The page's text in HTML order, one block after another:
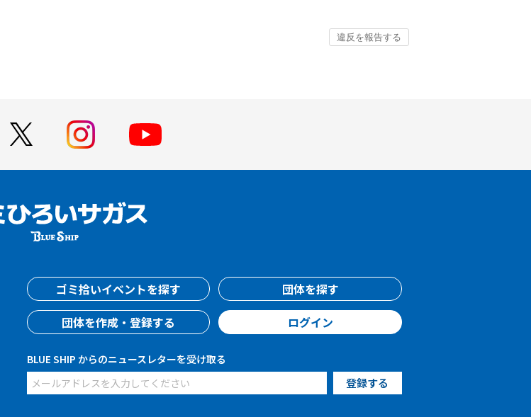
ゴミ拾いイベントを探す
団体を探す
団体を作成・登録する
ログイン
BLUE SHIP からのニュースレターを受け取る